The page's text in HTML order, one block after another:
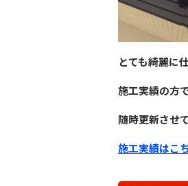
とても綺麗に
施工実績の方
随時更新させ
施工実績はこ